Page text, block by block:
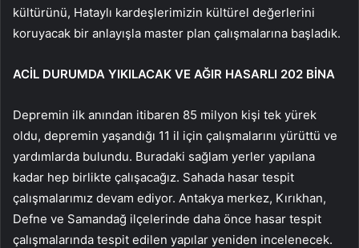
kültürünü, Hataylı kardeşlerimizin kültürel değerlerini
koruyacak bir anlayışla master plan çalışmalarına başladık.
ACİL DURUMDA YIKILACAK VE AĞIR HASARLI 202 BİNA
Depremin ilk anından itibaren 85 milyon kişi tek yürek
oldu, depremin yaşandığı 11 il için çalışmalarını yürüttü ve
yardımlarda bulundu. Buradaki sağlam yerler yapılana
kadar hep birlikte çalışacağız. Sahada hasar tespit
çalışmalarımız devam ediyor. Antakya merkez, Kırıkhan,
Defne ve Samandağ ilçelerinde daha önce hasar tespit
çalışmalarında tespit edilen yapılar yeniden incelenecek.